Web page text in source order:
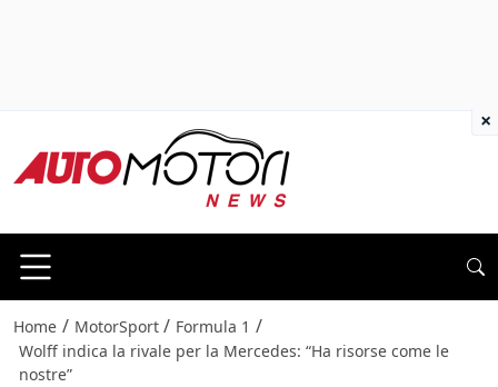
Home / MotorSport / Formula 1 /
Wolff indica la rivale per la Mercedes: “Ha risorse come le
nostre”
×